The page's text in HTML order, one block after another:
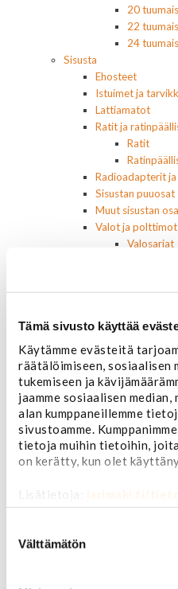
Tämä sivusto käyttää
Käytämme evästeitä
räätälöimiseen, sosiaalisen
tukemiseen ja
jaamme sosiaalisen
alan kumppaneillemme
sivustoamme.
tietoja muihin tietoihin,
on kerätty, kun olet
Lisätietoja: jarimaki.fi/
valinta
Välttämätön
20
22
24
Sisusta
Ehosteet
Istuimet ja
Lattiamatot
Ratit ja
Ratit
Radioadapterit
Sisustan puuosat
Muut sisustan
Valot ja polttimot
Valosarjat
Jeep
Takavalot